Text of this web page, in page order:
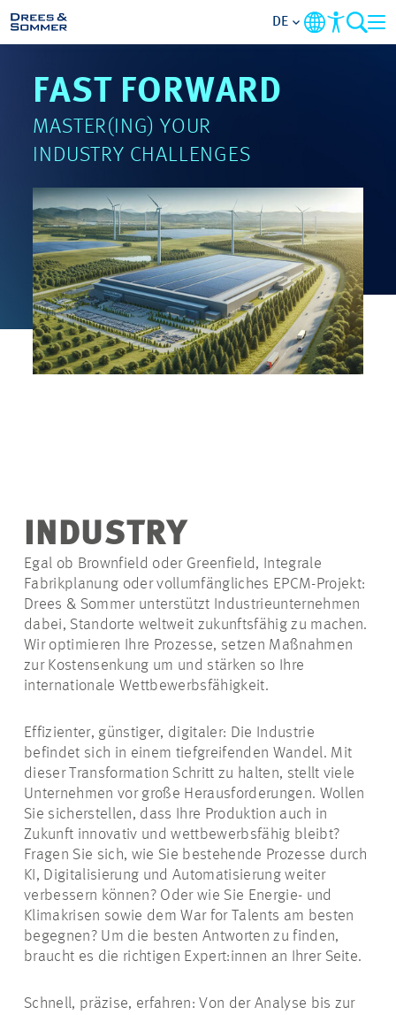
MARKETS
SERVICES
UNTERNEHMEN
IM FOKUS
KARRIERE
PROJEKTE
DE
FAST FORWARD
MASTER(ING) YOUR
INDUSTRY CHALLENGES
INDUSTRY
Egal ob Brownfield oder Greenfield, Integrale
Fabrikplanung oder vollumfängliches EPCM-Projekt:
Drees & Sommer unterstützt Industrieunternehmen
dabei, Standorte weltweit zukunftsfähig zu machen.
Wir optimieren Ihre Prozesse, setzen Maßnahmen
zur Kostensenkung um und stärken so Ihre
internationale Wettbewerbsfähigkeit.
Effizienter, günstiger, digitaler: Die Industrie
befindet sich in einem tiefgreifenden Wandel. Mit
dieser Transformation Schritt zu halten, stellt viele
Unternehmen vor große Herausforderungen. Wollen
Sie sicherstellen, dass Ihre Produktion auch in
Zukunft innovativ und wettbewerbsfähig bleibt?
Fragen Sie sich, wie Sie bestehende Prozesse durch
KI, Digitalisierung und Automatisierung weiter
verbessern können? Oder wie Sie Energie- und
Klimakrisen sowie dem War for Talents am besten
begegnen? Um die besten Antworten zu finden,
braucht es die richtigen Expert:innen an Ihrer Seite.
Schnell, präzise, erfahren: Von der Analyse bis zur